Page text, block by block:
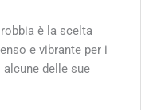
è la scelta
e vibrante per i
delle sue